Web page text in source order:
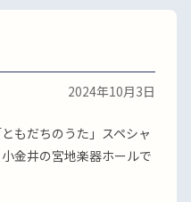
2024年10月3日
もだちのうた」スペシャ
金井の宮地楽器ホールで